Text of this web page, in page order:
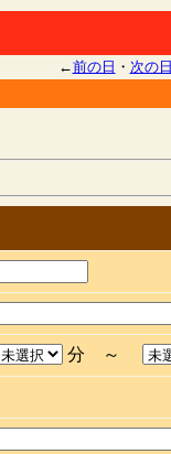
←前の日 ・ 次の日
分 ～